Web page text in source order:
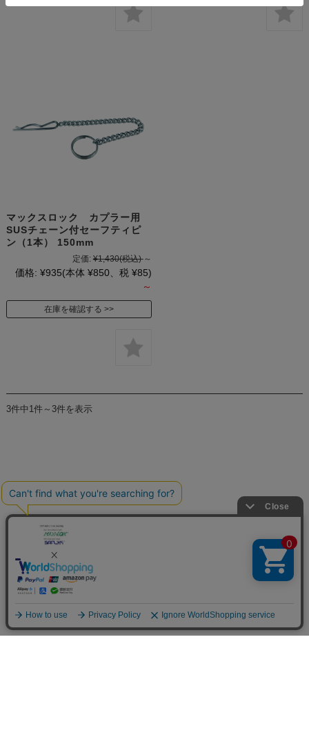
マックスロック カプラー用
SUSチェーン付セーフティピ
ン（1本） 150mm
定価: ¥1,430(税込) ～
価格: ¥935(本体 ¥850、税 ¥85)
～
在庫を確認する
3件中1件～3件を表示